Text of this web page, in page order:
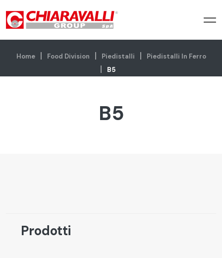
Home Food Division Piedistalli
Piedistalli In Ferro
B5
B5
Prodotti